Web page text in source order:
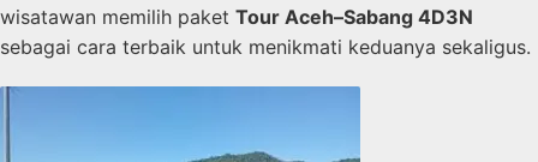
wisatawan memilih paket Tour Aceh–Sabang 4D3N
sebagai cara terbaik untuk menikmati keduanya sekaligus.